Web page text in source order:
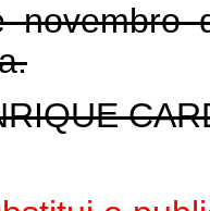
novembro